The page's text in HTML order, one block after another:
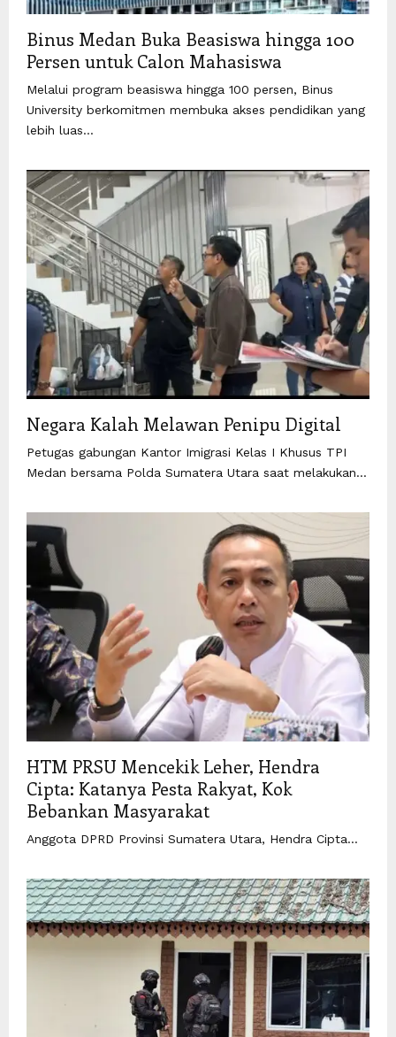
Binus Medan Buka Beasiswa hingga 100
Persen untuk Calon Mahasiswa
Melalui program beasiswa hingga 100 persen, Binus
University berkomitmen membuka akses pendidikan yang
lebih luas...
Negara Kalah Melawan Penipu Digital
Petugas gabungan Kantor Imigrasi Kelas I Khusus TPI
Medan bersama Polda Sumatera Utara saat melakukan...
HTM PRSU Mencekik Leher, Hendra
Cipta: Katanya Pesta Rakyat, Kok
Bebankan Masyarakat
Anggota DPRD Provinsi Sumatera Utara, Hendra Cipta...